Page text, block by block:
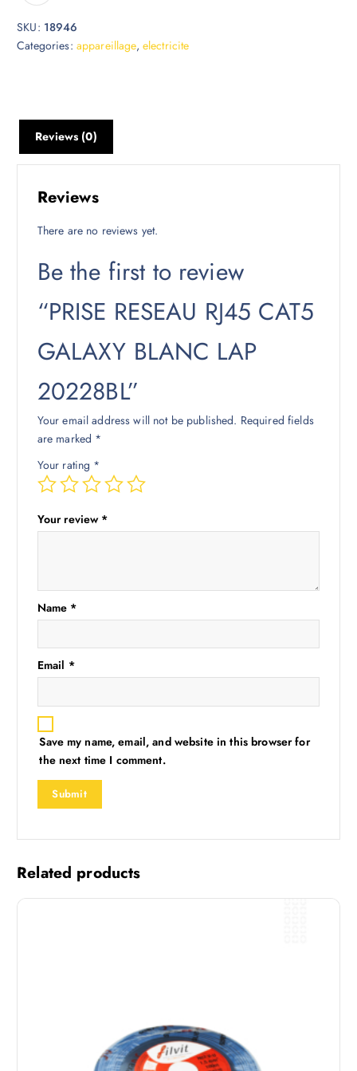
SKU: 18946
Categories: appareillage, electricite
Reviews (0)
Reviews
There are no reviews yet.
Be the first to review
“PRISE RESEAU RJ45 CAT5
GALAXY BLANC LAP
20228BL”
Your email address will not be published. Required fields
are marked *
Your rating *
Your review *
Name *
Email *
Save my name, email, and website in this browser for
the next time I comment.
Related products